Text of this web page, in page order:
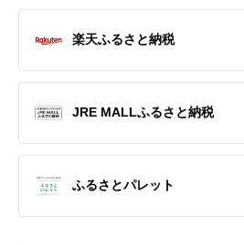
楽天ふるさと納税
JRE MALLふるさと納税
ふるさとパレット